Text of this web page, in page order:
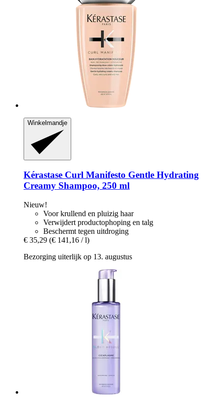
Winkelmandje
Kérastase Curl Manifesto Gentle Hydrating
Creamy Shampoo, 250 ml
Nieuw!
Voor krullend en pluizig haar
Verwijdert productophoping en talg
Beschermt tegen uitdroging
€ 35,29 (€ 141,16 / l)
Bezorging uiterlijk op 13. augustus